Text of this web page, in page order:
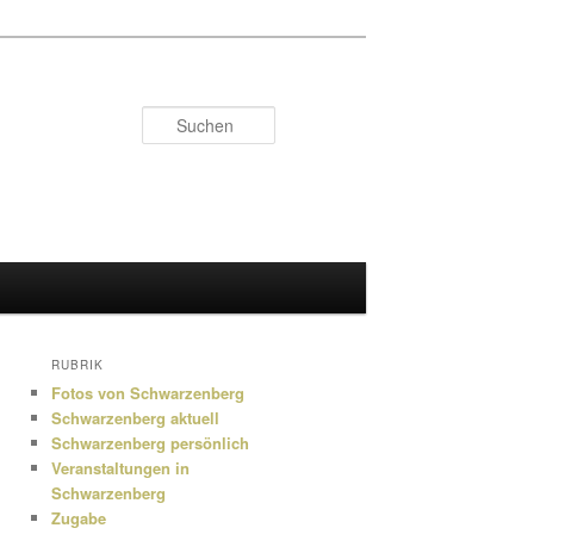
RUBRIK
Fotos von Schwarzenberg
Schwarzenberg aktuell
Schwarzenberg persönlich
Veranstaltungen in
Schwarzenberg
Zugabe